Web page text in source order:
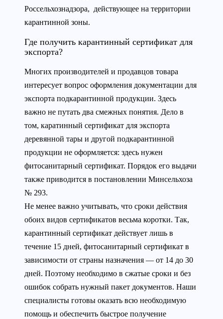
Россельхознадзора, действующее на территории
карантинной зоны.
Где получить карантинный сертификат для
экспорта?
Многих производителей и продавцов товара
интересует вопрос оформления документации для
экспорта подкарантинной продукции. Здесь
важно не путать два смежных понятия. Дело в
том, каратинный сертификат для экспорта
деревянной тары и другой подкарантинной
продукции не оформляется: здесь нужен
фитосанитарный сертификат. Порядок его выдачи
также приводится в постановлении Минсельхоза
№ 293.
Не менее важно учитывать, что сроки действия
обоих видов сертификатов весьма коротки. Так,
карантинный сертификат действует лишь в
течение 15 дней, фитосанитарный сертификат в
зависимости от страны назначения — от 14 до 30
дней. Поэтому необходимо в сжатые сроки и без
ошибок собрать нужный пакет документов. Наши
специалисты готовы оказать всю необходимую
помощь и обеспечить быстрое получение